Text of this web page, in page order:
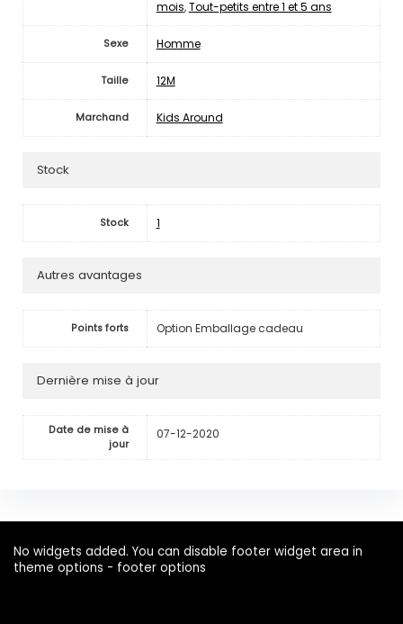
mois,Tout-petits entre 1 et 5 ans
Sexe Homme
Taille 12M
Marchand Kids Around
Stock
Stock 1
Autres avantages
Points forts Option Emballage cadeau
Dernière mise à jour
Date de mise à
jour
07-12-2020
No widgets added. You can disable footer widget area in
theme options - footer options